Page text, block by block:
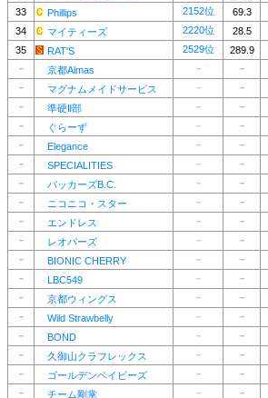
33
Phillips 2152位
69.3
34
マイティーズ 2220位
28.5
35
RAT'S 2529位
289.9
－
京都Almas －
－
－
マグナムメイドサービス －
－
－
準硬Ⅱ部 －
－
－
ぐらーず －
－
－
Elegance －
－
－
SPECIALITIES －
－
－
バッカーズB.C. －
－
－
ニコニコ・スター －
－
－
エンドレス －
－
－
レオパーズ －
－
－
BIONIC CHERRY －
－
－
LBC549 －
－
－
京都ウィングス －
－
－
Wild Strawbelly －
－
－
BOND －
－
－
久御山クラフレックス －
－
－
ゴールデンベイビーズ －
－
－
チーム剛掌 － －